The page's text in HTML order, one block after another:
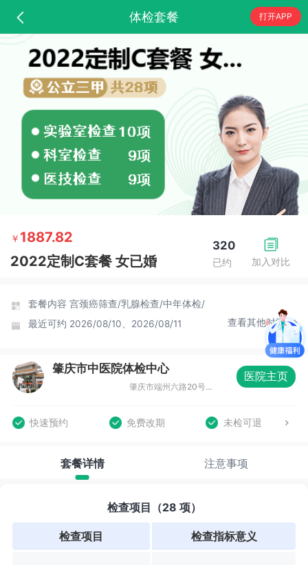
体检套餐 打开APP
加入对比
320
已约
￥ 1887.82
2022定制C套餐 女已婚
套餐内容 宫颈癌筛查/乳腺检查/中年体检/
最近可约 2026/08/10、2026/08/11 查看其他时间
肇庆市中医院体检中心
肇庆市端州六路20号大门口旁（13号楼）4楼
医院主页
快速预约 免费改期 未检可退
套餐详情 注意事项
检查项目（28 项）
检查项目 检查指标意义